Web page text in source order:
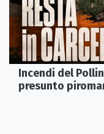
Incendi del
presunto